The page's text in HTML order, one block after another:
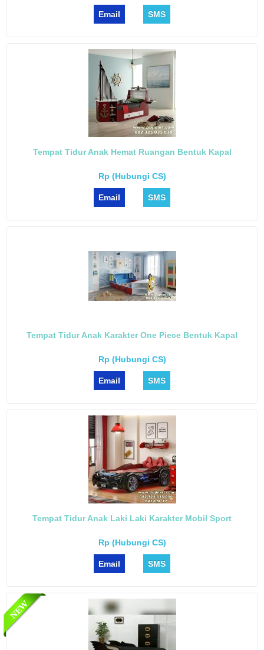
Email SMS
Tempat Tidur Anak Hemat Ruangan Bentuk Kapal
Rp (Hubungi CS)
Email SMS
Tempat Tidur Anak Karakter One Piece Bentuk Kapal
Rp (Hubungi CS)
Email SMS
Tempat Tidur Anak Laki Laki Karakter Mobil Sport
Rp (Hubungi CS)
Email SMS